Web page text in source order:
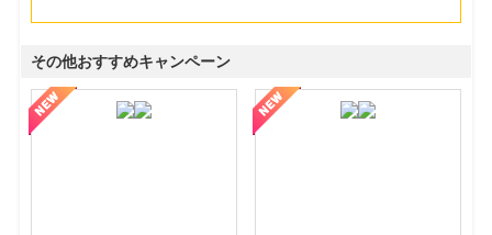
その他おすすめキャンペーン